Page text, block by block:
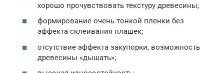
хорошо прочувствовать текстуру древесины;
формирование очень тонкой пленки без
эффекта склеивания плашек;
отсутствие эффекта закупорки, возможность
древесины «дышать»;